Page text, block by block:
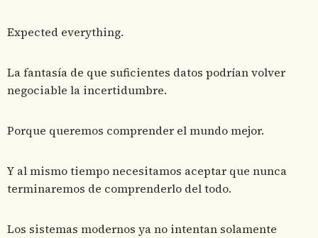
Expected everything.
La fantasía de que suficientes datos podrían volver
negociable la incertidumbre.
Porque queremos comprender el mundo mejor.
Y al mismo tiempo necesitamos aceptar que nunca
terminaremos de comprenderlo del todo.
Los sistemas modernos ya no intentan solamente